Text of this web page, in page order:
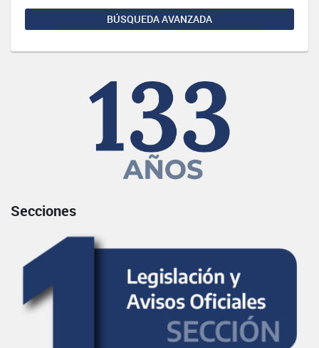
BÚSQUEDA AVANZADA
Secciones